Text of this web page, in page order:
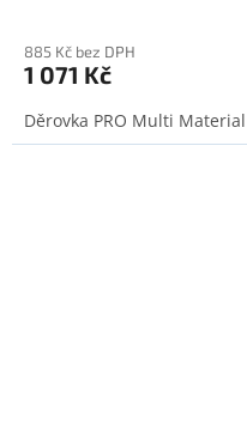
885 Kč bez DPH
1 071 Kč
Děrovka PRO Multi